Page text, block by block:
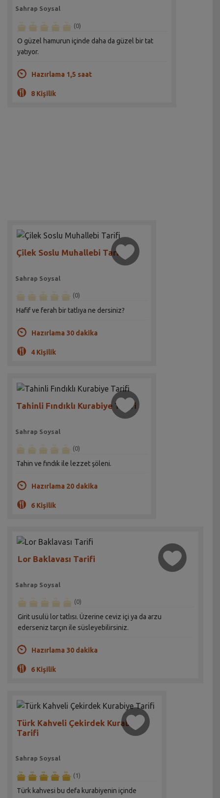
Sahrap Soysal
(0)
O güzel hamurun içinde daha da güzel bir tat
yatıyor.
Hazırlama 1,5 saat
8 Kişilik
Çilek Soslu Muhallebi Tarifi
Sahrap Soysal
(0)
Hafif ve ferah bir tatlıya ne dersiniz?
Hazırlama 30 dakika
4 Kişilik
Tahinli Fındıklı Kurabiye Tarifi
Sahrap Soysal
(0)
Tahin ve fındık ile lezzet şöleni.
Hazırlama 20 dakika
6 Kişilik
Lor Baklavası Tarifi
Sahrap Soysal
(0)
Girit usulü lor tatlısı. Üzerine ceviz içi ya da arzu
ederseniz tarçın ile süsleyebilirsiniz.
Hazırlama 30 dakika
6 Kişilik
Türk Kahveli Çekirdek Kurabiye
Tarifi
Sahrap Soysal
(1)
Türk kahvesi bu defa kurabiyenin içinde